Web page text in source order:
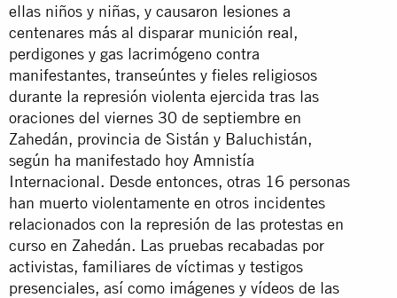
ellas niños y niñas, y causaron lesiones a
centenares más al disparar munición real,
perdigones y gas lacrimógeno contra
manifestantes, transeúntes y fieles religiosos
durante la represión violenta ejercida tras las
oraciones del viernes 30 de septiembre en
Zahedán, provincia de Sistán y Baluchistán,
según ha manifestado hoy Amnistía
Internacional. Desde entonces, otras 16 personas
han muerto violentamente en otros incidentes
relacionados con la represión de las protestas en
curso en Zahedán. Las pruebas recabadas por
activistas, familiares de víctimas y testigos
presenciales, así como imágenes y vídeos de las